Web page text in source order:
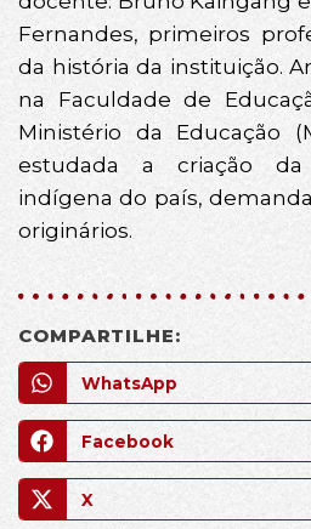
Fernandes, primeiros
da história da instituição.
na Faculdade de
Ministério da Educação
estudada a criação da
indígena do país,
originários.
COMPARTILHE:
WhatsApp
Facebook
X